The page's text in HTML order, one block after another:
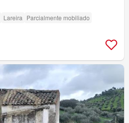
Lareira Parcialmente mobiliado